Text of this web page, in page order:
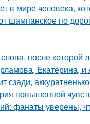
в мире человека,
шампанское по
после которой
Екатерина,
сзади,
повышенной
фанаты уверены,